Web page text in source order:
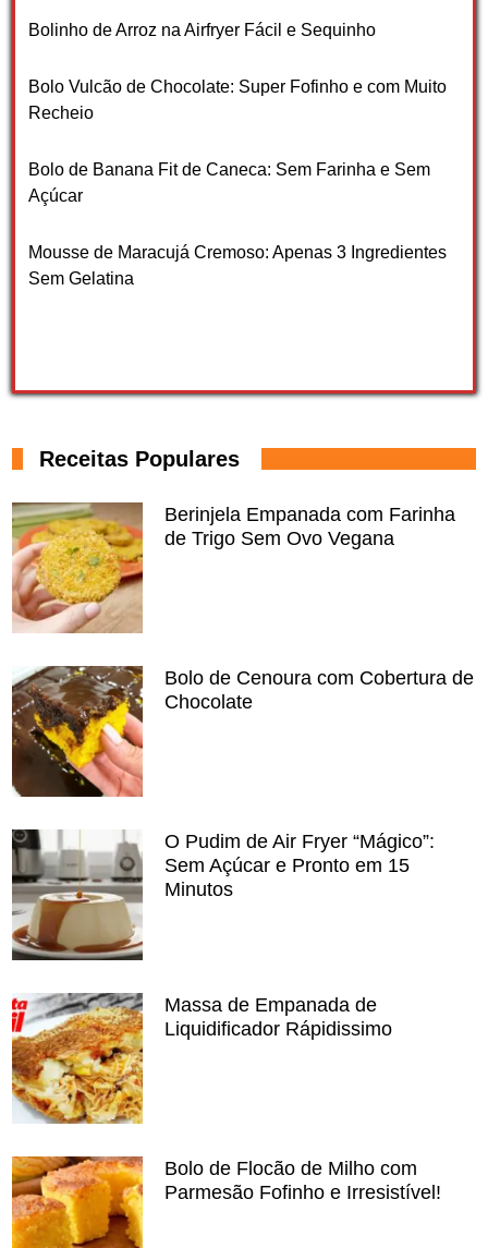
Bolinho de Arroz na Airfryer Fácil e Sequinho
Bolo Vulcão de Chocolate: Super Fofinho e com Muito
Recheio
Bolo de Banana Fit de Caneca: Sem Farinha e Sem
Açúcar
Mousse de Maracujá Cremoso: Apenas 3 Ingredientes
Sem Gelatina
Receitas Populares
Berinjela Empanada com Farinha
de Trigo Sem Ovo Vegana
Bolo de Cenoura com Cobertura de
Chocolate
O Pudim de Air Fryer “Mágico”:
Sem Açúcar e Pronto em 15
Minutos
Massa de Empanada de
Liquidificador Rápidissimo
Bolo de Flocão de Milho com
Parmesão Fofinho e Irresistível!